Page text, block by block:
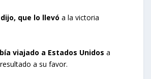
que lo llevó a la victoria
viajado a Estados Unidos a
a su favor.